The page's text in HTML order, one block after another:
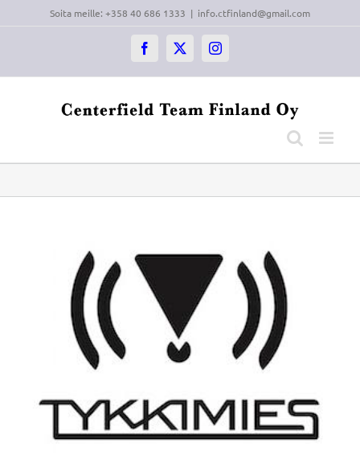
Soita meille: +358 40 686 1333 | info.ctfinland@gmail.com
Facebook
X Instagram